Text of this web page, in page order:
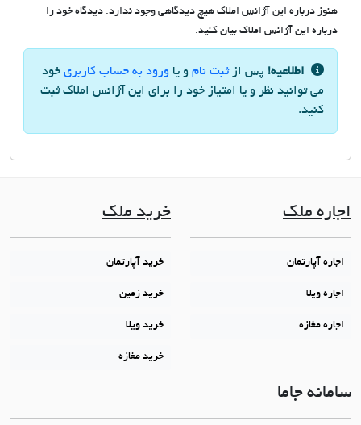
هنوز درباره این آژانس املاک هیچ دیدگاهی وجود ندارد. دیدگاه خود را
درباره این آژانس املاک بیان کنید.
اطلاعیه! پس ازثبت نام و یا ورود به حساب کاربری خود
می توانید نظر و یا امتیاز خود را برای این آژانس املاک ثبت
کنید.
اجاره ملک
اجاره آپارتمان
اجاره ویلا
اجاره مغازه
خرید ملک
خرید آپارتمان
خرید زمین
خرید ویلا
خرید مغازه
سامانه جاما